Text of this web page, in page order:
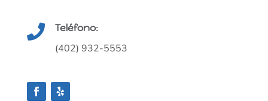
 Teléfono:
(402) 932-5553